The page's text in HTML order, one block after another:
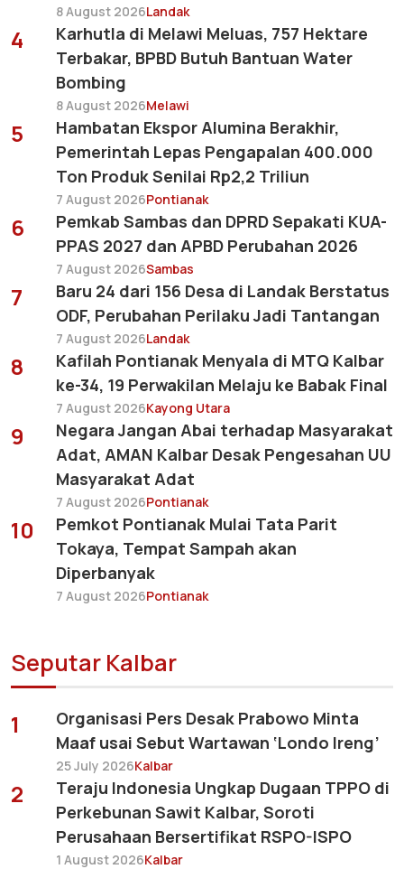
8 August 2026Landak
4
Karhutla di Melawi Meluas, 757 Hektare
Terbakar, BPBD Butuh Bantuan Water
Bombing
8 August 2026Melawi
5
Hambatan Ekspor Alumina Berakhir,
Pemerintah Lepas Pengapalan 400.000
Ton Produk Senilai Rp2,2 Triliun
7 August 2026Pontianak
6
Pemkab Sambas dan DPRD Sepakati KUA-
PPAS 2027 dan APBD Perubahan 2026
7 August 2026Sambas
7
Baru 24 dari 156 Desa di Landak Berstatus
ODF, Perubahan Perilaku Jadi Tantangan
7 August 2026Landak
8
Kafilah Pontianak Menyala di MTQ Kalbar
ke-34, 19 Perwakilan Melaju ke Babak Final
7 August 2026Kayong Utara
9
Negara Jangan Abai terhadap Masyarakat
Adat, AMAN Kalbar Desak Pengesahan UU
Masyarakat Adat
7 August 2026Pontianak
10
Pemkot Pontianak Mulai Tata Parit
Tokaya, Tempat Sampah akan
Diperbanyak
7 August 2026Pontianak
Seputar Kalbar
1
Organisasi Pers Desak Prabowo Minta
Maaf usai Sebut Wartawan ‘Londo Ireng’
25 July 2026Kalbar
2
Teraju Indonesia Ungkap Dugaan TPPO di
Perkebunan Sawit Kalbar, Soroti
Perusahaan Bersertifikat RSPO-ISPO
1 August 2026Kalbar